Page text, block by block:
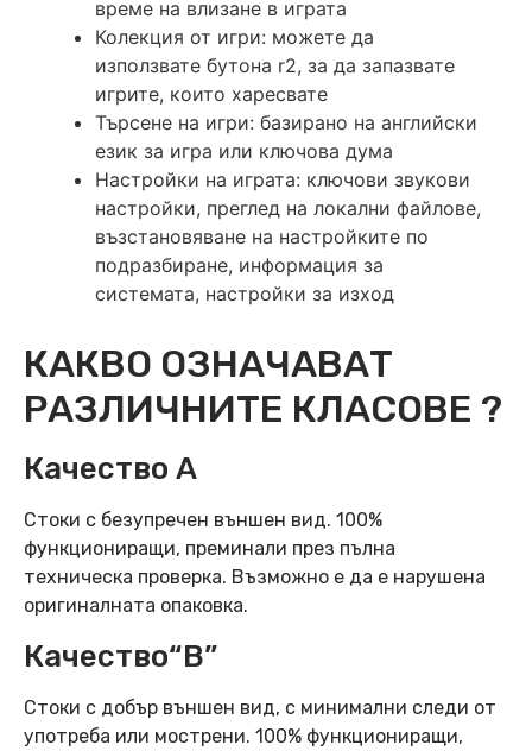
време на влизане в играта
Колекция от игри: можете да
използвате бутона r2, за да запазвате
игрите, които харесвате
Търсене на игри: базирано на английски
език за игра или ключова дума
Настройки на играта: ключови звукови
настройки, преглед на локални файлове,
възстановяване на настройките по
подразбиране, информация за
системата, настройки за изход
КАКВО ОЗНАЧАВАТ
РАЗЛИЧНИТЕ КЛАСОВЕ ?
Качество А
Стоки с безупречен външен вид. 100%
функциониращи, преминали през пълна
техническа проверка. Възможно е да е нарушена
оригиналната опаковка.
Качество“B”
Стоки с добър външен вид, с минимални следи от
употреба или мострени. 100% функциониращи,